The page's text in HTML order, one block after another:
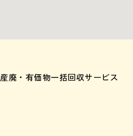
産廃・有価物一括回収サービス